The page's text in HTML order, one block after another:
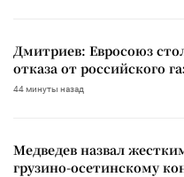
Дмитриев: Евросоюз
отказа от российского
44 минуты назад
Медведев назвал
грузино-осетинскому